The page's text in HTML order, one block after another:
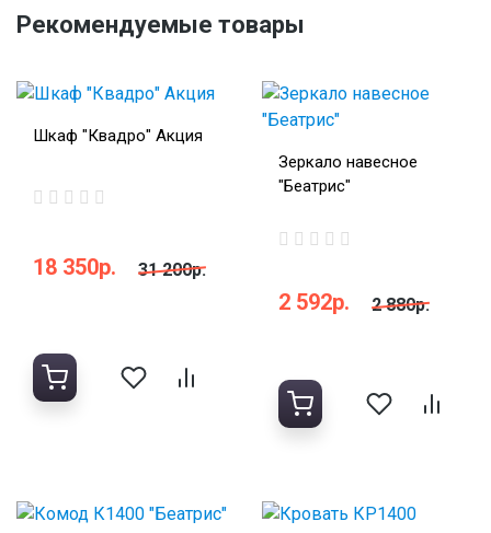
Рекомендуемые товары
Шкаф "Квадро" Акция
18 350р. 31 200р.
Зеркало навесное
"Беатрис"
2 592р. 2 880р.